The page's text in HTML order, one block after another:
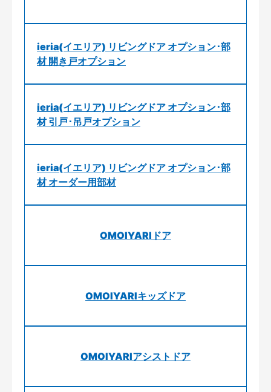
ieria(イエリア) リビングドア オプション･部
材 開き戸オプション
ieria(イエリア) リビングドア オプション･部
材 引戸･吊戸オプション
ieria(イエリア) リビングドア オプション･部
材 オーダー用部材
OMOIYARIドア
OMOIYARIキッズドア
OMOIYARIアシストドア